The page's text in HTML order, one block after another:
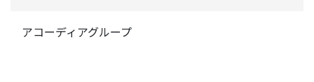
アコーディアグループ